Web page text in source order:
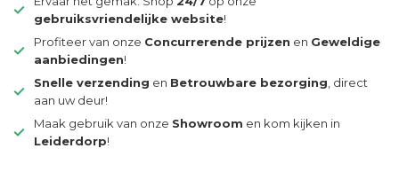
gebruiksvriendelijke website!
Profiteer van onze Concurrerende prijzen en Geweldige
aanbiedingen!
Snelle verzending en Betrouwbare bezorging , direct
aan uw deur!
Maak gebruik van onze Showroom en kom kijken in
Leiderdorp!